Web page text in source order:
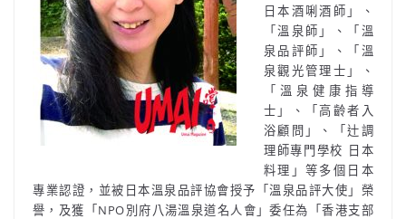
日本酒唎酒師」、
「溫泉師」、「溫
泉品評師」、「溫
泉觀光管理士」、
「溫泉健康指導
士」、「高齡者入
浴顧問」、「辻調
理師專門學校 日本
料理」等多個日本
專業認證，並被日本溫泉品評協會授予「溫泉品評大使」榮
譽，及獲「NPO別府八湯溫泉道名人會」委任為「香港支部